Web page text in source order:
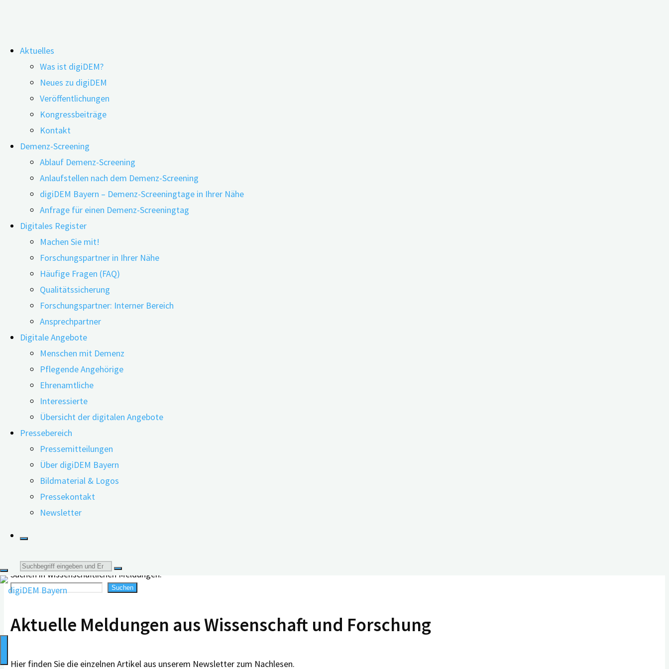
Inhalt
springen
Aktuelles
Was ist digiDEM?
Neues zu digiDEM
Veröffentlichungen
Kongressbeiträge
Kontakt
Demenz-Screening
Ablauf Demenz-Screening
Anlaufstellen nach dem Demenz-Screening
digiDEM Bayern – Demenz-Screeningtage in Ihrer Nähe
Anfrage für einen Demenz-Screeningtag
Digitales Register
Machen Sie mit!
Forschungspartner in Ihrer Nähe
Häufige Fragen (FAQ)
Qualitätssicherung
Forschungspartner: Interner Bereich
Ansprechpartner
Digitale Angebote
Menschen mit Demenz
Pflegende Angehörige
Ehrenamtliche
Interessierte
Übersicht der digitalen Angebote
Pressebereich
Pressemitteilungen
Über digiDEM Bayern
Bildmaterial & Logos
Pressekontakt
Newsletter
Suche
nach:
Newsletter
Anmeldung
Möchten Sie auf dem Laufenden bleiben zu aktuellen Themen rund um die Demenzforschung? Dann abonnieren Sie unseren „Science Watch-Newsletter – wissenschaftliche
Informationen leicht verständlich aufbereitet“. Er enthält Neuigkeiten aus der internationalen Fachliteratur, von Informationen zur Prävention und zu vermeidbaren
Risikofaktoren über Fragen zum Umgang mit Demenzerkrankungen bis hin zu digitalen Angeboten. Regelmäßig werden auch Schwerpunkt-Themen behandelt, etwa
Ernährung, Hören/Sehen oder Sexualität. Bei den Inhalten handelt es sich um wissenschaftlich gesicherte Erkenntnisse, die in allgemeinverständlicher Sprache aufbereitet und
kurz zusammengefasst werden.
Zudem erhalten Sie nach Anmeldung zu unserem Newsletter auch die Einladungen zu unseren regelmäßig stattfindenden
Vorname, Nachname (freiwillige Angabe)
E-Mail-Adresse*
Suchen in wissenschaftlichen Meldungen:
Suchen
Aktuelle Meldungen aus Wissenschaft und Forschung
Hier finden Sie die einzelnen Artikel aus unserem Newsletter zum Nachlesen.